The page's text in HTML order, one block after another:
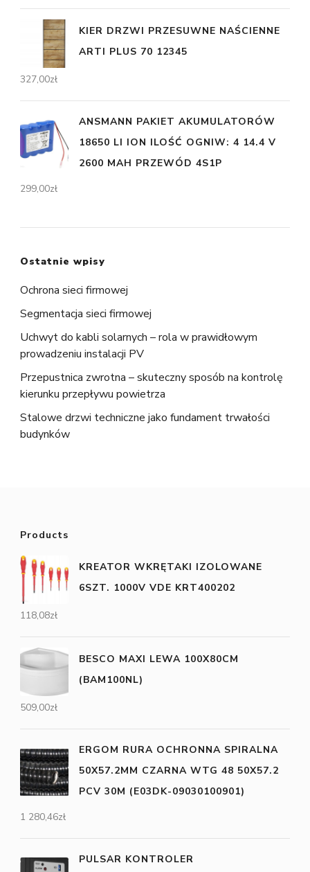
KIER DRZWI PRZESUWNE NAŚCIENNE
ARTI PLUS 70 12345
327,00zł
ANSMANN PAKIET AKUMULATORÓW
18650 LI ION ILOŚĆ OGNIW: 4 14.4 V
2600 MAH PRZEWÓD 4S1P
299,00zł
Ostatnie wpisy
Ochrona sieci firmowej
Segmentacja sieci firmowej
Uchwyt do kabli solarnych – rola w prawidłowym
prowadzeniu instalacji PV
Przepustnica zwrotna – skuteczny sposób na kontrolę
kierunku przepływu powietrza
Stalowe drzwi techniczne jako fundament trwałości
budynków
Products
KREATOR WKRĘTAKI IZOLOWANE
6SZT. 1000V VDE KRT400202
118,08zł
BESCO MAXI LEWA 100X80CM
(BAM100NL)
509,00zł
ERGOM RURA OCHRONNA SPIRALNA
50X57.2MM CZARNA WTG 48 50X57.2
PCV 30M (E03DK-09030100901)
1 280,46zł
PULSAR KONTROLER